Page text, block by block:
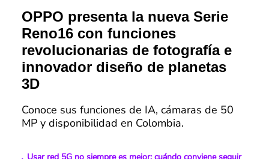
OPPO presenta la nueva Serie
Reno16 con funciones
revolucionarias de fotografía e
innovador diseño de planetas
3D
Conoce sus funciones de IA, cámaras de 50
MP y disponibilidad en Colombia.